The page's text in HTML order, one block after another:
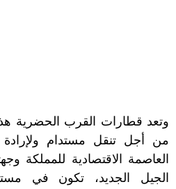
وتعد قطارات القرب الحضرية
من أجل تنقل مستدام
العاصمة الاقتصادية للمملكة
الجيل الجديد، تكون في